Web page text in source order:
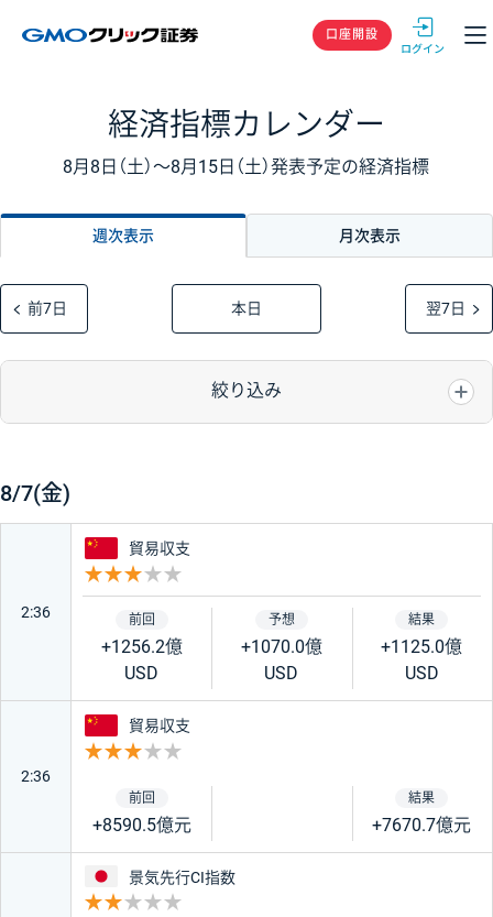
GMOクリック
口座開設
経済指標カレンダー
8月8日（土）〜8月15日（土）発表予定の経済指標
週次表示 月次表示
前7日 本日 翌7日
絞り込み
★★★
アメリカ
ユーロ
8/7(金)
2:36
中国
貿易収支
+1256.2億
USD
+1070.0億
USD
+1125.0億
USD
2:36
中国
貿易収支
+8590.5億元 +7670.7億元
日本
景気先行CI指数